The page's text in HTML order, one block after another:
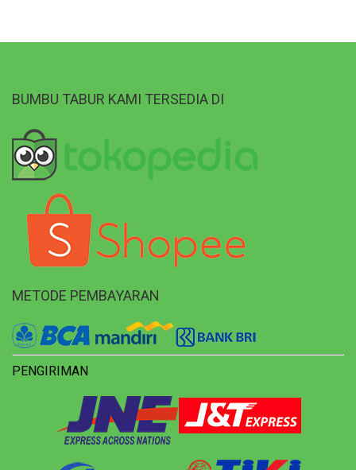
BUMBU TABUR KAMI TERSEDIA DI
METODE PEMBAYARAN
PENGIRIMAN